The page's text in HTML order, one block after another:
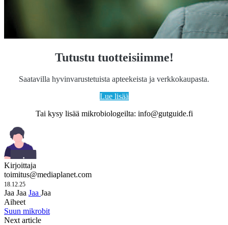
Tutustu tuotteisiimme!
Saatavilla hyvinvarustetuista apteekeista ja verkkokaupasta.
Lue lisää
Tai kysy lisää mikrobiologeilta: info@gutguide.fi
Kirjoittaja
toimitus@mediaplanet.com
18.12.25
Jaa Jaa Jaa Jaa
Aiheet
Suun mikrobit
Next article